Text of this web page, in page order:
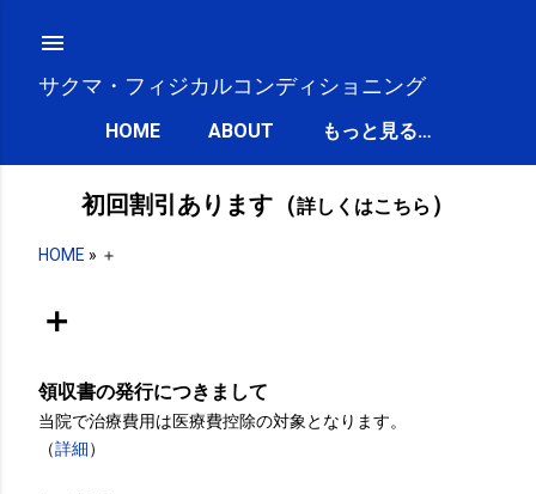
スキップしてメイン コンテンツに移動
サクマ・フィジカルコンディショニング
HOME ABOUT もっと見る…
初回割引あります（詳しくはこちら ）
HOME » ＋
＋
領収書の発行につきまして
当院で治療費用は医療費控除の対象となります。
（詳細）